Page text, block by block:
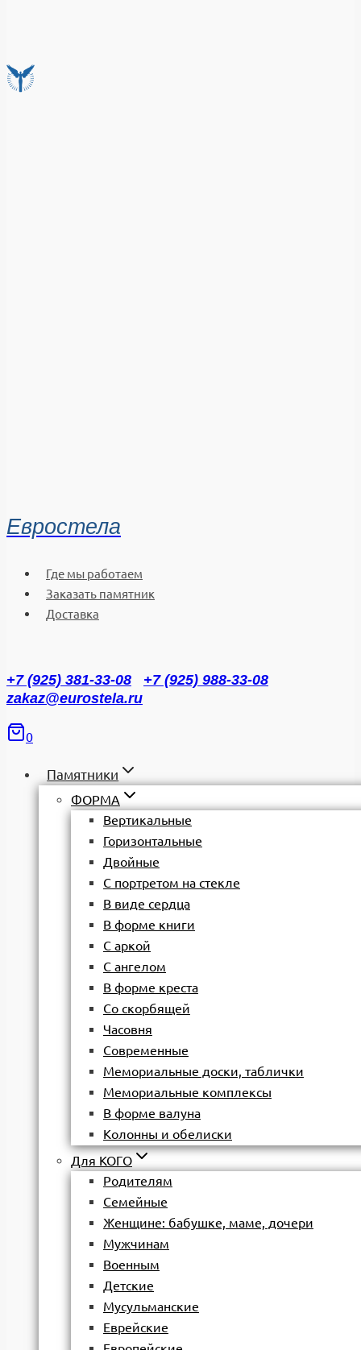
Евростела
Где мы работаем
Заказать памятник
Доставка
+7 (925) 381-33-08
+7 (925) 988-33-08
zakaz@eurostela.ru
0
Памятники
ФОРМА
Вертикальные
Горизонтальные
Двойные
С портретом на стекле
В виде сердца
В форме книги
С аркой
С ангелом
В форме креста
Со скорбящей
Часовня
Современные
Мемориальные доски, таблички
Мемориальные комплексы
В форме валуна
Колонны и обелиски
Для КОГО
Родителям
Семейные
Женщине: бабушке, маме, дочери
Мужчинам
Военным
Детские
Мусульманские
Еврейские